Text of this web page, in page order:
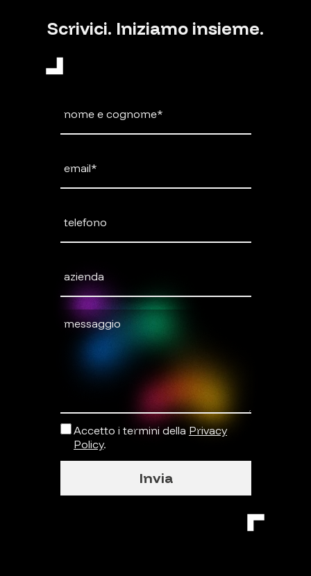
Scrivici. Iniziamo insieme.
Accetto i termini della Privacy
Policy.
Invia